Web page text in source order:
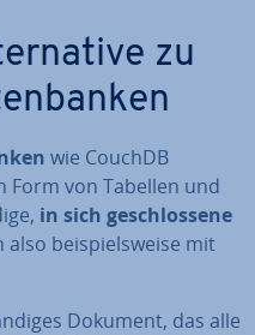
zu
wie CouchDB
Form von Tabellen und
in sich ge­schlos­se­ne
also bei­spiels­wei­se mit
Dokument, das alle